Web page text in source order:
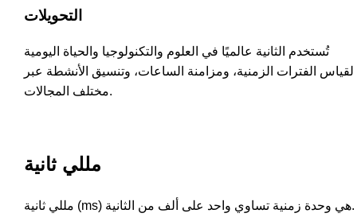
التحويلات
تُستخدم الثانية عالميًا في العلوم والتكنولوجيا والحياة اليومية
لقياس الفترات الزمنية، ومزامنة الساعات، وتنسيق الأنشطة عبر
مختلف المجالات.
مللي ثانية
مللي ثانية (ms) هي وحدة زمنية تساوي واحد على ألف من الثانية.